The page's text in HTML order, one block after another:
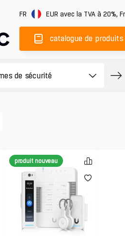
FR EUR avec la TVA à 20%,
catalogue de produits
produit nouveau